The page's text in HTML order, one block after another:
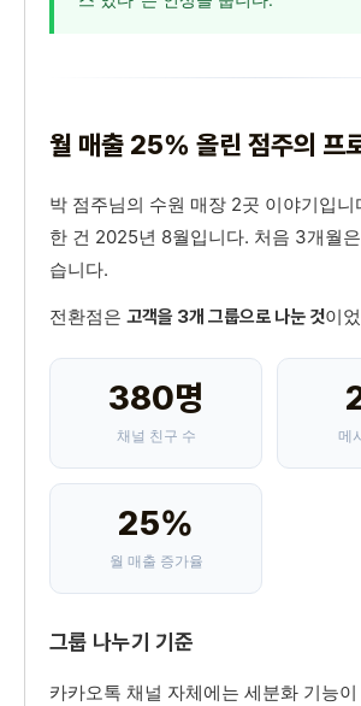
월 매출 25% 올린 점주의 프
박 점주님의 수원 매장 2곳 이야기입니
한 건 2025년 8월입니다. 처음 3개월
습니다.
전환점은 고객을 3개 그룹으로 나눈 것이
380명
채널 친구 수 메
25%
월 매출 증가율
그룹 나누기 기준
카카오톡 채널 자체에는 세분화 기능